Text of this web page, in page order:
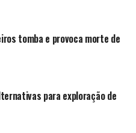
tomba e provoca morte de
para exploração de